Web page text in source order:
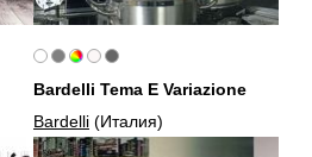
Bardelli Tema E Variazione
Bardelli (Италия)